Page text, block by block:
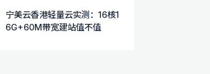
宁美云香港轻量云实测：16核1
6G+60M带宽建站值不值